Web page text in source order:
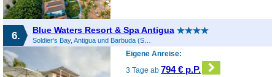
6. Blue Waters Resort & Spa Antigua
Soldier's Bay, Antigua und Barbuda (Sonstiges), Antigua und Barbuda
Eigene Anreise:
3 Tage ab 794 € p.P.